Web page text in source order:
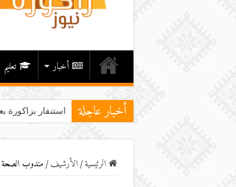
أخبار تعليم
أخبار عاجلة استنفار بزاكورة
الرئيسية/اﻷرشيف/مندوب الصحة